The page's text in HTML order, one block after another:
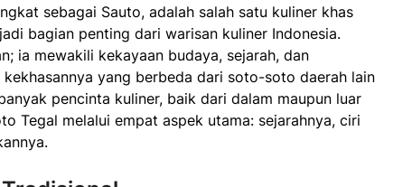
sebagai Sauto, adalah salah satu kuliner khas
bagian penting dari warisan kuliner Indonesia.
ia mewakili kekayaan budaya, sejarah, dan
kekhasannya yang berbeda dari soto-soto daerah lain
pencinta kuliner, baik dari dalam maupun luar
Tegal melalui empat aspek utama: sejarahnya, ciri